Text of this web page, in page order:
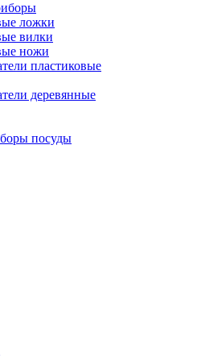
ложки
вилки
ножи
пластиковые
деревянные
посуды